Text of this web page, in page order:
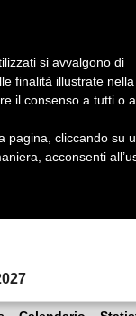
si avvalgono di
finalità illustrate nella
il consenso a tutti o
pagina, cliccando su
acconsenti